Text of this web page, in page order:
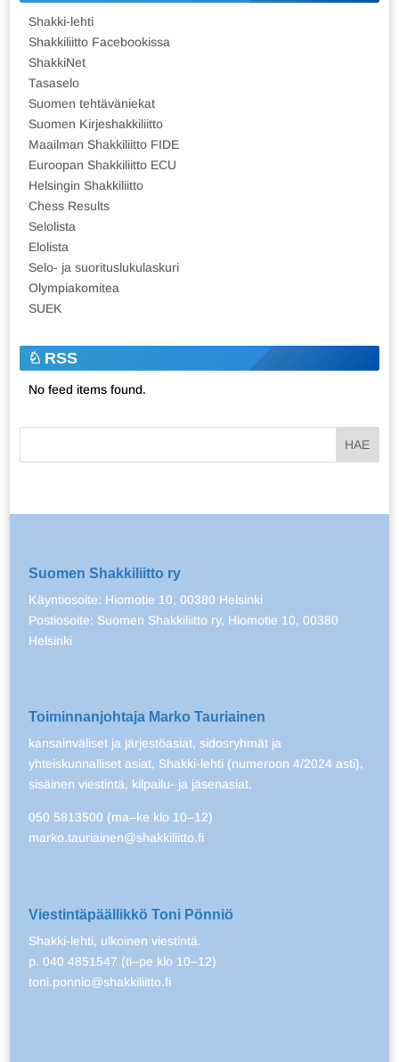
Shakki-lehti
Shakkiliitto Facebookissa
ShakkiNet
Tasaselo
Suomen tehtäväniekat
Suomen Kirjeshakkiliitto
Maailman Shakkiliitto FIDE
Euroopan Shakkiliitto ECU
Helsingin Shakkiliitto
Chess Results
Selolista
Elolista
Selo- ja suorituslukulaskuri
Olympiakomitea
SUEK
RSS
No feed items found.
Suomen Shakkiliitto ry
Käyntiosoite: Hiomotie 10, 00380 Helsinki
Postiosoite: Suomen Shakkiliitto ry, Hiomotie 10, 00380
Helsinki
Toiminnanjohtaja Marko Tauriainen
kansainväliset ja järjestöasiat, sidosryhmät ja
yhteiskunnalliset asiat, Shakki-lehti (numeroon 4/2024 asti),
sisäinen viestintä, kilpailu- ja jäsenasiat.
050 5813500 (ma–ke klo 10–12)
marko.tauriainen@shakkiliitto.fi
Viestintäpäällikkö Toni Pönniö
Shakki-lehti, ulkoinen viestintä.
p. 040 4851547 (ti–pe klo 10–12)
toni.ponnio@shakkiliitto.fi